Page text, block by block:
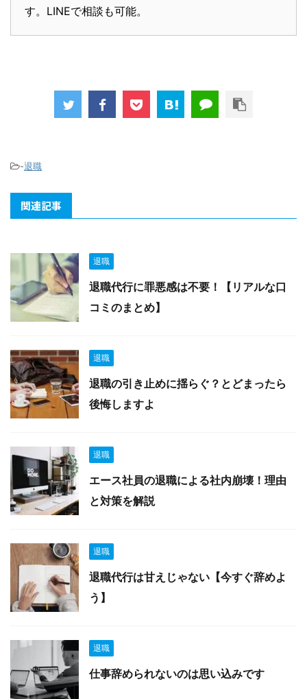
す。LINEで相談も可能。
-退職
関連記事
退職
退職代行に罪悪感は不要！【リアルな口
コミのまとめ】
退職
退職の引き止めに揺らぐ？とどまったら
後悔しますよ
退職
エース社員の退職による社内崩壊！理由
と対策を解説
退職
退職代行は甘えじゃない【今すぐ辞めよ
う】
退職
仕事辞められないのは思い込みです